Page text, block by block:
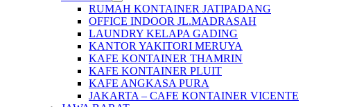
RUMAH KONTAINER JATIPADANG
OFFICE INDOOR JL.MADRASAH
LAUNDRY KELAPA GADING
KANTOR YAKITORI MERUYA
KAFE KONTAINER THAMRIN
KAFE KONTAINER PLUIT
KAFE ANGKASA PURA
JAKARTA – CAFE KONTAINER VICENTE